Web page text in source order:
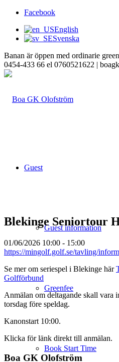
Facebook
English
Svenska
Banan är öppen med ordinarie
0454-433 66 el 0760521622 |
Guest
Guest information
Greenfee
Book Start Time
Blekinge Seniortour
01/06/2026 10:00 - 15:00
https://mingolf.golf.se/tavling/
Se mer om seriespel i Blekinge här
Golfförbund
Anmälan om deltagande skall vara
torsdag före speldag.
Kanonstart 10:00.
Klicka för länk direkt till anmälan.
Boa GK Olofström